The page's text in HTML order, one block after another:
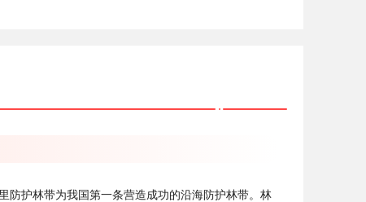
防护林带为我国第一条营造成功的沿海防护林带。林